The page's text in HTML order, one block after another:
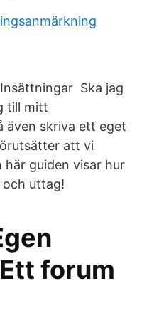
Ska jag
till mitt
skriva ett eget
att vi
här guiden visar hur
uttag!
forum